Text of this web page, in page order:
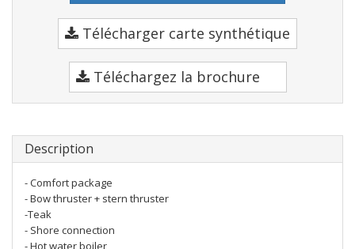
Télécharger carte synthétique
Téléchargez la brochure
Description
- Comfort package
- Bow thruster + stern thruster
-Teak
- Shore connection
- Hot water boiler